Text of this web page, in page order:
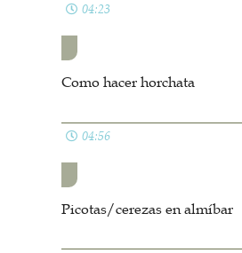
04:23
Como hacer horchata
04:56
Picotas/cerezas en almíbar